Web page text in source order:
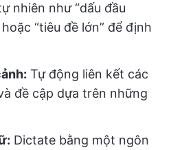
nhiên như “dấu đầu
“tiêu đề lớn” để định
Tự động liên kết các
đề cập dựa trên những
Dictate bằng một ngôn